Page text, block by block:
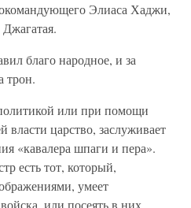
Элиаса Хаджи,
благо народное, и за
трон.
или при помощи
власти царство, заслуживает
«кавалера шпаги и пера».
есть тот, который,
умеет
или посеять в них